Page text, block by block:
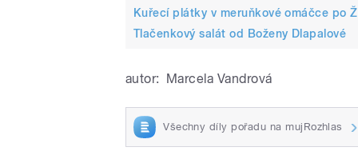
Kuřecí plátky v meruňkové omáčce po
Tlačenkový salát od Boženy Dlapalové
autor: Marcela Vandrová
Všechny díly pořadu na mujRozhlas